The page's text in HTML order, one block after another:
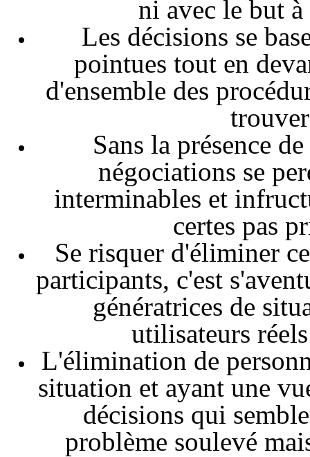
ni avec le but
Les décisions se
pointues tout en
d'ensemble des
Sans la présence
négociations se
interminables et
certes pas
Se risquer d'éliminer
participants, c'est
génératrices de
utilisateurs
L'élimination de
situation et ayant une
décisions qui
problème soulevé